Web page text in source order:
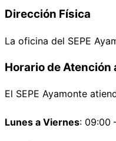
Dirección Física
La oficina del SEPE
Horario de Atención
El SEPE Ayamonte
Lunes a Viernes: 09:00